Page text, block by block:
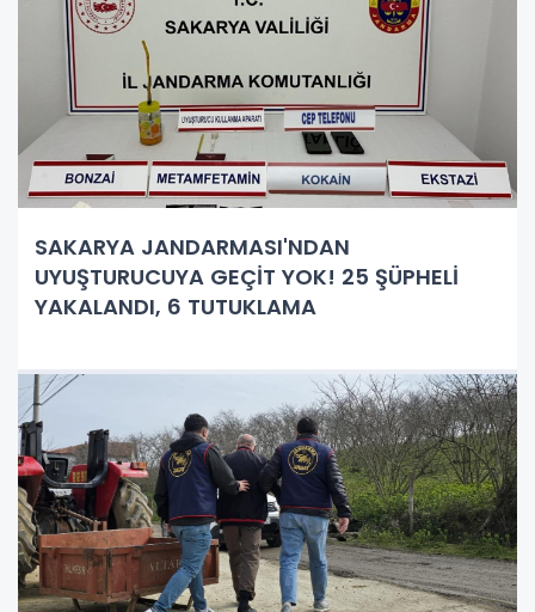
SAKARYA JANDARMASI'NDAN
UYUŞTURUCUYA GEÇİT YOK! 25 ŞÜPHELİ
YAKALANDI, 6 TUTUKLAMA